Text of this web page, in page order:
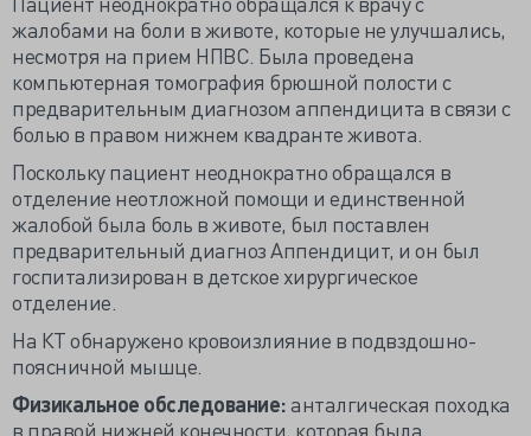
жалобами на боли в животе, которые не улучшались,
несмотря на прием НПВС. Была проведена
компьютерная томография брюшной полости с
предварительным диагнозом аппендицита в связи с
болью в правом нижнем квадранте живота.
Поскольку пациент неоднократно обращался в
отделение неотложной помощи и единственной
жалобой была боль в животе, был поставлен
предварительный диагноз Аппендицит, и он был
госпитализирован в детское хирургическое
отделение.
На КТ обнаружено кровоизлияние в подвздошно-
поясничной мышце.
Физикальное обследование:анталгическая походка
в правой нижней конечности, которая была